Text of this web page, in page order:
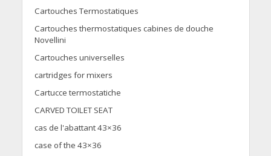
Cartouches Termostatiques
Cartouches thermostatiques cabines de douche
Novellini
Cartouches universelles
cartridges for mixers
Cartucce termostatiche
CARVED TOILET SEAT
cas de l'abattant 43×36
case of the 43×36